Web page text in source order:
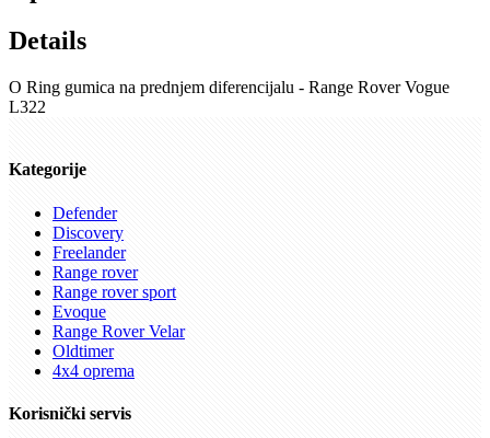
Details
O Ring gumica na prednjem diferencijalu - Range Rover Vogue
L322
Kategorije
Defender
Discovery
Freelander
Range rover
Range rover sport
Evoque
Range Rover Velar
Oldtimer
4x4 oprema
Korisnički servis